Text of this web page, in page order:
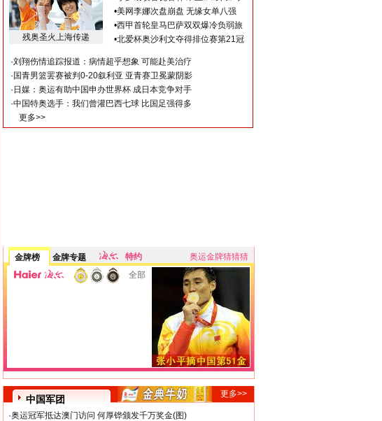
残奥圣火上海传递
•美网李娜次盘崩盘 无缘女单八强
•西甲首轮皇马巴萨双双爆冷负弱旅
•北爱杯奥沙利文夺得排位赛第21冠
·刘翔伤情追踪报道：病情超乎想象 可能赴美治疗
· 国青男篮罢赛被判0-20叙利亚 亚青赛卫冕蒙阴影
· 日媒：奥运有助中国申办世界杯 成日本竞争对手
·中国特奥选手：我们曾灌巴西七球 比国足强得多
更多>>
金牌榜 金牌专题 特约
奥运金牌猜猜猜
全部
中国军团
更多>>
·奥运冠军抵达澳门访问 何厚铧颁发千万奖金(图)